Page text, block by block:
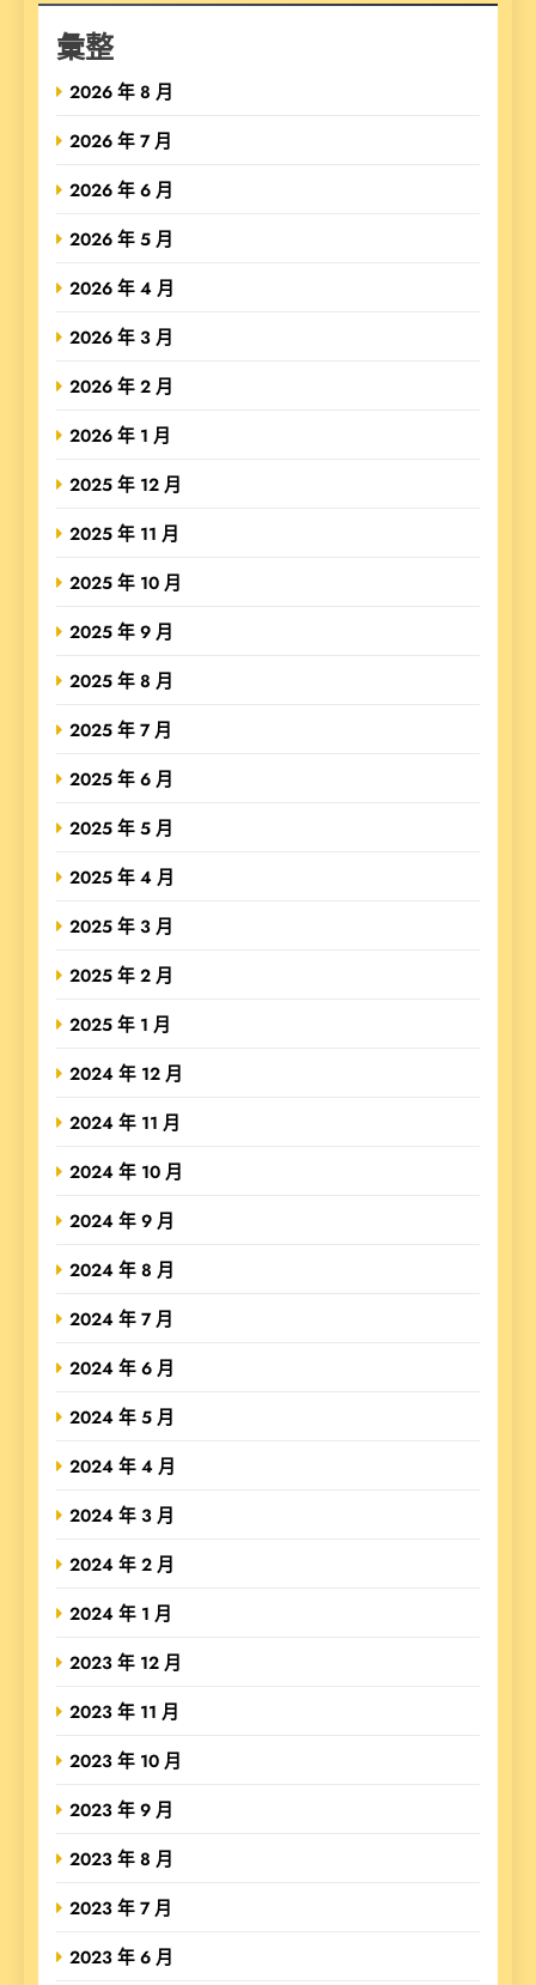
彙整
2026 年 8 月
2026 年 7 月
2026 年 6 月
2026 年 5 月
2026 年 4 月
2026 年 3 月
2026 年 2 月
2026 年 1 月
2025 年 12 月
2025 年 11 月
2025 年 10 月
2025 年 9 月
2025 年 8 月
2025 年 7 月
2025 年 6 月
2025 年 5 月
2025 年 4 月
2025 年 3 月
2025 年 2 月
2025 年 1 月
2024 年 12 月
2024 年 11 月
2024 年 10 月
2024 年 9 月
2024 年 8 月
2024 年 7 月
2024 年 6 月
2024 年 5 月
2024 年 4 月
2024 年 3 月
2024 年 2 月
2024 年 1 月
2023 年 12 月
2023 年 11 月
2023 年 10 月
2023 年 9 月
2023 年 8 月
2023 年 7 月
2023 年 6 月